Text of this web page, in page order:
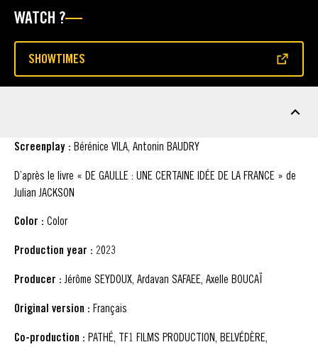
WATCH ?
SHOWTIMES
(OPENS IN A NEW WINDOW)
Screenplay : Bérénice VILA, Antonin BAUDRY
D’après le livre « DE GAULLE : UNE CERTAINE IDÉE DE LA FRANCE » de
Julian JACKSON
Color : Color
Production year : 2023
Producer : Jérôme SEYDOUX, Ardavan SAFAEE, Axelle BOUCAÏ
Original version : Français
Co-production : PATHÉ, TF1 FILMS PRODUCTION, BELVÉDÈRE,